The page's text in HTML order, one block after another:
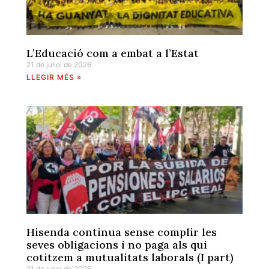
L’Educació com a embat a l’Estat
21 de juliol de 2026
LLEGIR MÉS »
Hisenda continua sense complir les
seves obligacions i no paga als qui
cotitzem a mutualitats laborals (I part)